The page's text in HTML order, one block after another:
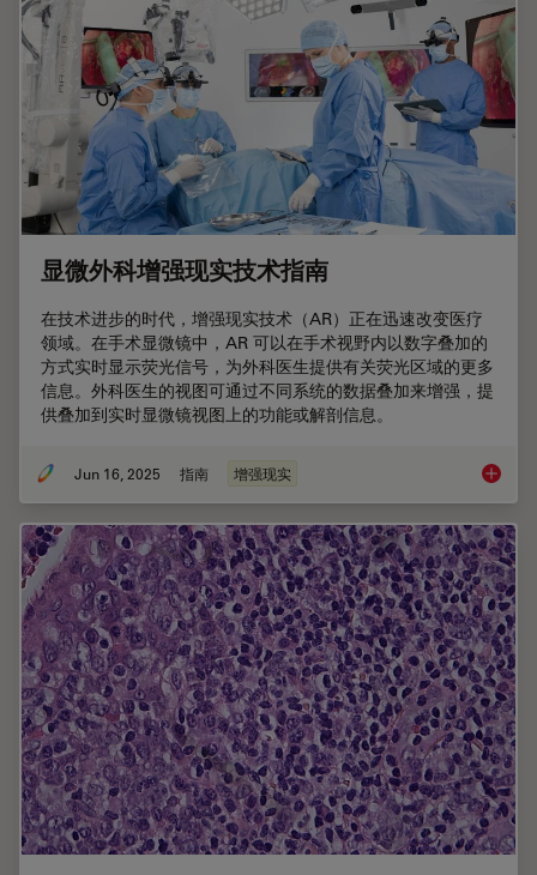
显微外科增强现实技术指南
在技术进步的时代，增强现实技术（AR）正在迅速改变医疗
领域。在手术显微镜中，AR 可以在手术视野内以数字叠加的
方式实时显示荧光信号，为外科医生提供有关荧光区域的更多
信息。外科医生的视图可通过不同系统的数据叠加来增强，提
供叠加到实时显微镜视图上的功能或解剖信息。
Jun 16, 2025 指南 增强现实 显微外